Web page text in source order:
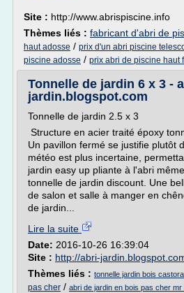
Site : http://www.abrispiscine.info
Thèmes liés : fabricant d'abri de
haut adosse / prix d'un abri piscine
piscine adosse / prix abri de piscine haut
Tonnelle de jardin 6 x 3 -
jardin.blogspot.com
Tonnelle de jardin 2.5 x 3
Structure en acier traité époxy
Un pavillon fermé se justifie plutôt
météo est plus incertaine,
jardin easy up pliante à l'abri
tonnelle de jardin discount. Une
de salon et salle à manger en
de jardin...
Lire la suite
Date: 2016-10-26 16:39:04
Site : http://abri-
Thèmes liés : tonnelle jardin bois
pas cher / abri de jardin en bois pas cher mr